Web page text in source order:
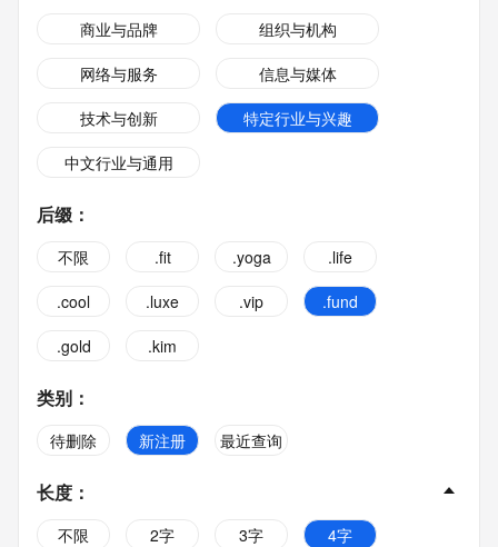
商业与品牌
组织与机构
网络与服务
信息与媒体
技术与创新
特定行业与兴趣
中文行业与通用
后缀 ：
不限 .fit .yoga
.life
.cool
.luxe .vip
.fund
.gold
.kim
类别 ：
待删除 新注册 最近查询
长度 ：
不限 2字 3字
4字